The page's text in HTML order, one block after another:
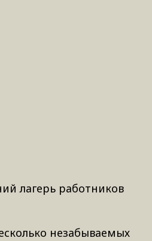
лагерь работников
незабываемых